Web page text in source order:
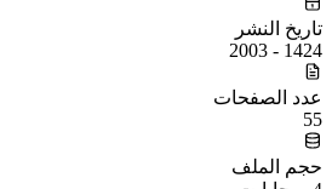
تاريخ النشر
1424 - 2003
عدد الصفحات
55
حجم الملف